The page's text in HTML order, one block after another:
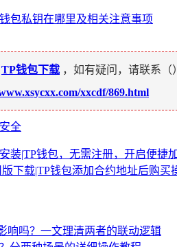
包私钥在哪里及相关注意事项
TP钱包下载 ，如有疑问，请联系（
xxcdf/869.html
全
装|TP钱包，无需注册，开启便捷
下载|TP钱包添加合约地址后购买
响吗？一文理清两者的联动逻辑